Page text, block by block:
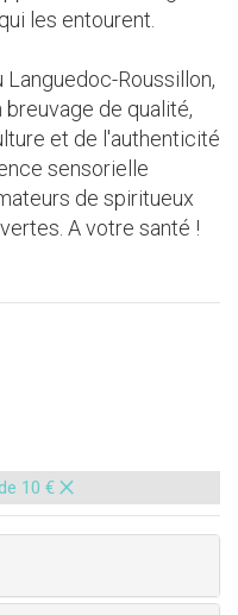
les entourent.
Languedoc-Roussillon,
de qualité,
et de l'authenticité
sensorielle
de spiritueux
A votre santé !
10 € ×